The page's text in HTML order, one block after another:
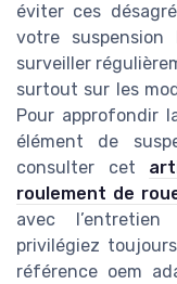
éviter ces
votre suspension
surveiller
surtout sur les
Pour approfondir
élément de
consulter cet
roulement de
avec
privilégiez
référence oem